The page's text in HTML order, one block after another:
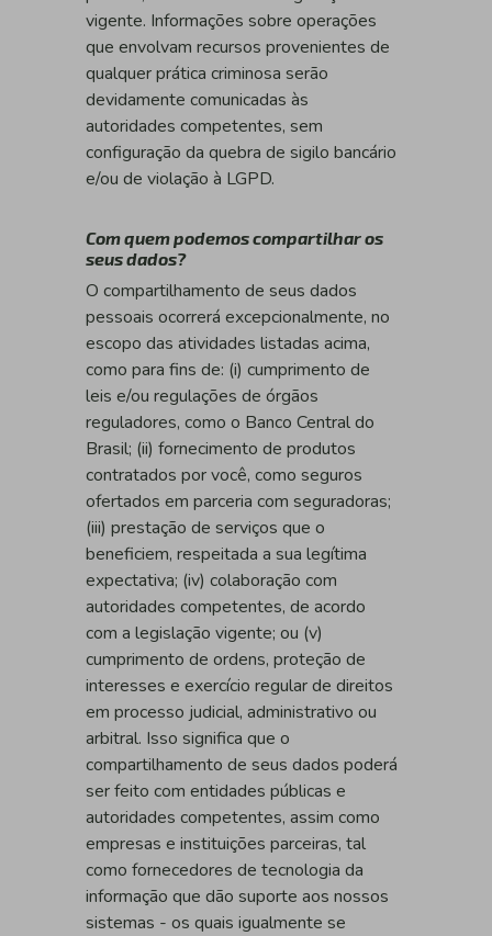
vigente. Informações sobre operações
que envolvam recursos provenientes de
qualquer prática criminosa serão
devidamente comunicadas às
autoridades competentes, sem
configuração da quebra de sigilo bancário
e/ou de violação à LGPD.
Com quem podemos compartilhar os
seus dados?
O compartilhamento de seus dados
pessoais ocorrerá excepcionalmente, no
escopo das atividades listadas acima,
como para fins de: (i) cumprimento de
leis e/ou regulações de órgãos
reguladores, como o Banco Central do
Brasil; (ii) fornecimento de produtos
contratados por você, como seguros
ofertados em parceria com seguradoras;
(iii) prestação de serviços que o
beneficiem, respeitada a sua legítima
expectativa; (iv) colaboração com
autoridades competentes, de acordo
com a legislação vigente; ou (v)
cumprimento de ordens, proteção de
interesses e exercício regular de direitos
em processo judicial, administrativo ou
arbitral. Isso significa que o
compartilhamento de seus dados poderá
ser feito com entidades públicas e
autoridades competentes, assim como
empresas e instituições parceiras, tal
como fornecedores de tecnologia da
informação que dão suporte aos nossos
sistemas - os quais igualmente se